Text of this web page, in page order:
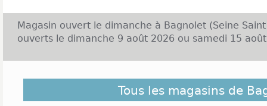
Magasin ouvert le dimanche à Bagnolet (Seine
ouverts le dimanche 9 août 2026 ou samedi 15
Bagnolet se trouve dans le département de la
parisienne. Le Centre Commercial Bel Est est
Tous les magasins de